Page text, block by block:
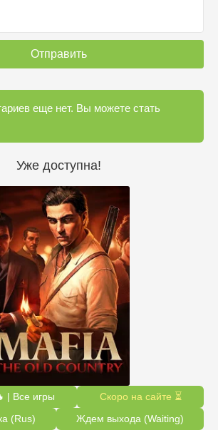
Отправить
еще нет. Вы можете стать
Уже доступна!
| Все игры
Скоро на сайте ⏳
(Rus)
Ждем выхода (Waiting)